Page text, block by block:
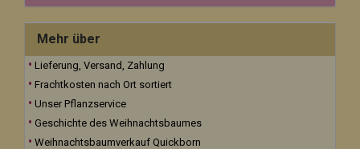
Mehr über
Lieferung, Versand, Zahlung
Frachtkosten nach Ort sortiert
Unser Pflanzservice
Geschichte des Weihnachtsbaumes
Weihnachtsbaumverkauf Quickborn